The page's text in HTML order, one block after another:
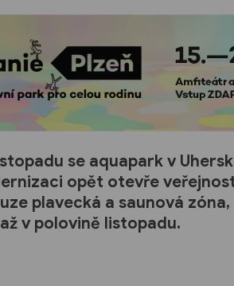
se aquapark v
opět otevře
plavecká a saunová
v polovině listopadu.